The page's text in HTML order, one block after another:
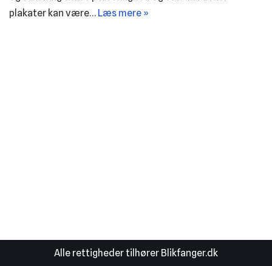
plakater kan være… Læs mere »
Alle rettigheder tilhører Blikfanger.dk